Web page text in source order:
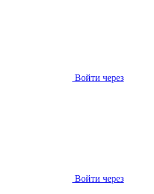
Войти через
Войти через